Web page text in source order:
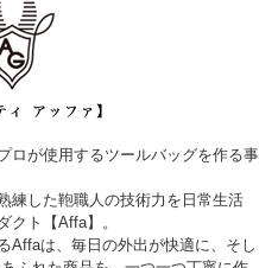
ロが使用するツールバッグを作る事
練した鞄職人の技術力を日常生活
ト【Affa】。
Affaは、毎日の外出が快適に、そし